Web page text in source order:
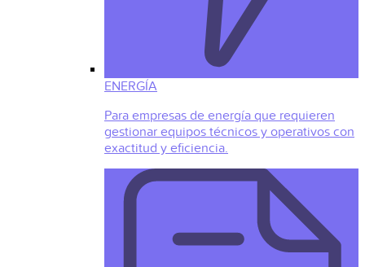
ENERGÍA
Para empresas de energía que requieren
gestionar equipos técnicos y operativos con
exactitud y eficiencia.